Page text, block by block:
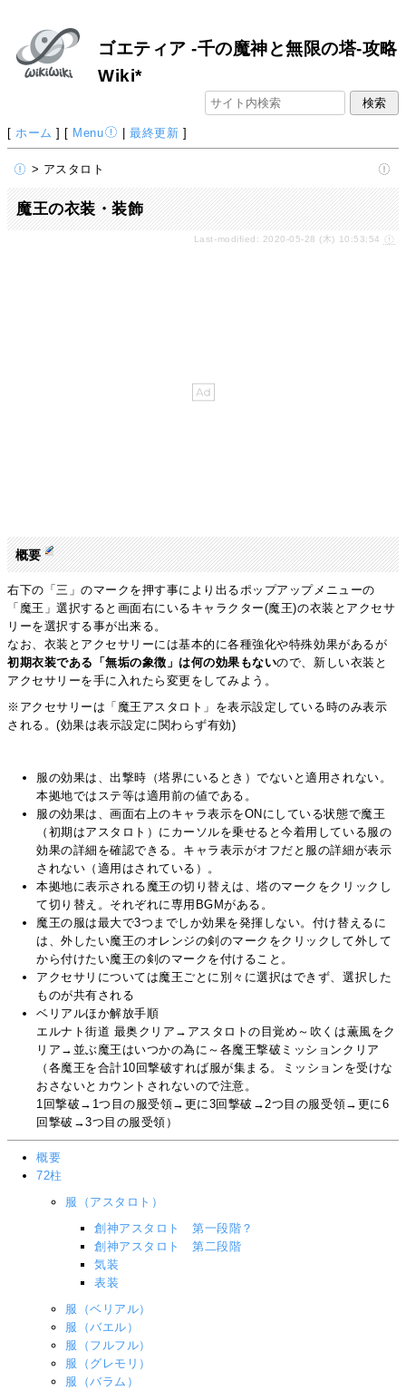
ゴエティア -千の魔神と無限の塔-攻略
Wiki*
[ ホーム ] [ Menu |最終更新 ]
> アスタロト
魔王の衣装・装飾
Last-modified: 2020-05-28 (木) 10:53:54
概要
右下の「三」のマークを押す事により出るポップアップメニューの
「魔王」選択すると画面右にいるキャラクター(魔王)の衣装とアクセサ
リーを選択する事が出来る。
なお、衣装とアクセサリーには基本的に各種強化や特殊効果があるが
初期衣装である「無垢の象徴」は何の効果もないので、新しい衣装と
アクセサリーを手に入れたら変更をしてみよう。
※アクセサリーは「魔王アスタロト」を表示設定している時のみ表示
される。(効果は表示設定に関わらず有効)
服の効果は、出撃時（塔界にいるとき）でないと適用されない。
本拠地ではステ等は適用前の値である。
服の効果は、画面右上のキャラ表示をONにしている状態で魔王
（初期はアスタロト）にカーソルを乗せると今着用している服の
効果の詳細を確認できる。キャラ表示がオフだと服の詳細が表示
されない（適用はされている）。
本拠地に表示される魔王の切り替えは、塔のマークをクリックし
て切り替え。それぞれに専用BGMがある。
魔王の服は最大で3つまでしか効果を発揮しない。付け替えるに
は、外したい魔王のオレンジの剣のマークをクリックして外して
から付けたい魔王の剣のマークを付けること。
アクセサリについては魔王ごとに別々に選択はできず、選択した
ものが共有される
ベリアルほか解放手順
エルナト街道 最奥クリア→アスタロトの目覚め～吹くは薫風をク
リア→並ぶ魔王はいつかの為に～各魔王撃破ミッションクリア
（各魔王を合計10回撃破すれば服が集まる。ミッションを受けな
おさないとカウントされないので注意。
1回撃破→1つ目の服受領→更に3回撃破→2つ目の服受領→更に6
回撃破→3つ目の服受領）
概要
72柱
服（アスタロト）
創神アスタロト 第一段階？
創神アスタロト 第二段階
気装
表装
服（ベリアル）
服（バエル）
服（フルフル）
服（グレモリ）
服（バラム）